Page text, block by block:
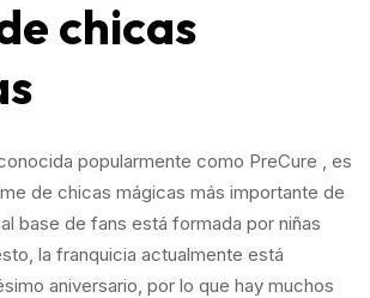
chicas
popularmente como PreCure , es
de chicas mágicas más importante de
base de fans está formada por niñas
la franquicia actualmente está
aniversario, por lo que hay muchos